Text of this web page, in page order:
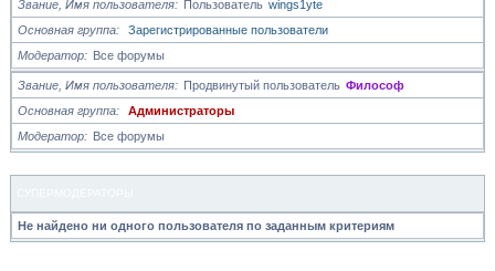
Звание, Имя пользователя Пользователь wings1yte
Основная группа
Зарегистрированные пользователи
Модератор
Все форумы
Звание, Имя пользователя Продвинутый пользователь Философ
Основная группа
Администраторы
Модератор
Все форумы
Не найдено ни одного пользователя по заданным критериям